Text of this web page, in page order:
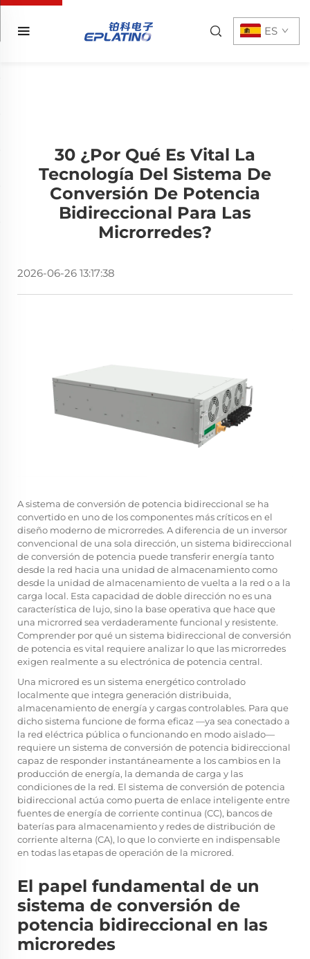
ES
30 ¿Por Qué Es Vital La
Tecnología Del Sistema De
Conversión De Potencia
Bidireccional Para Las
Microrredes?
2026-06-26 13:17:38
Asistema de conversión de potencia bidireccional se ha
convertido en uno de los componentes más críticos en el
diseño moderno de microrredes. A diferencia de un inversor
convencional de una sola dirección, un sistema bidireccional
de conversión de potencia puede transferir energía tanto
desde la red hacia una unidad de almacenamiento como
desde la unidad de almacenamiento de vuelta a la red o a la
carga local. Esta capacidad de doble dirección no es una
característica de lujo, sino la base operativa que hace que
una microrred sea verdaderamente funcional y resistente.
Comprender por qué un sistema bidireccional de conversión
de potencia es vital requiere analizar lo que las microrredes
exigen realmente a su electrónica de potencia central.
Una microred es un sistema energético controlado
localmente que integra generación distribuida,
almacenamiento de energía y cargas controlables. Para que
dicho sistema funcione de forma eficaz —ya sea conectado a
la red eléctrica pública o funcionando en modo aislado—
requiere un sistema de conversión de potencia bidireccional
capaz de responder instantáneamente a los cambios en la
producción de energía, la demanda de carga y las
condiciones de la red. El sistema de conversión de potencia
bidireccional actúa como puerta de enlace inteligente entre
fuentes de energía de corriente continua (CC), bancos de
baterías para almacenamiento y redes de distribución de
corriente alterna (CA), lo que lo convierte en indispensable
en todas las etapas de operación de la microred.
El papel fundamental de un
sistema de conversión de
potencia bidireccional en las
microredes